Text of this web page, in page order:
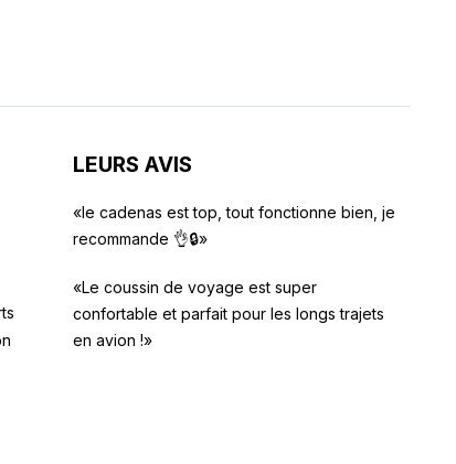
LEURS AVIS
«le cadenas est top, tout fonctionne bien, je
recommande 👌🔒»
«Le coussin de voyage est super
confortable et parfait pour les longs trajets
en avion !»